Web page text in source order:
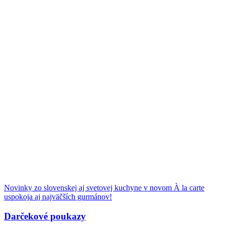
Novinky zo slovenskej aj svetovej kuchyne v novom À la carte
uspokoja aj najväčších gurmánov!
Darčekové poukazy